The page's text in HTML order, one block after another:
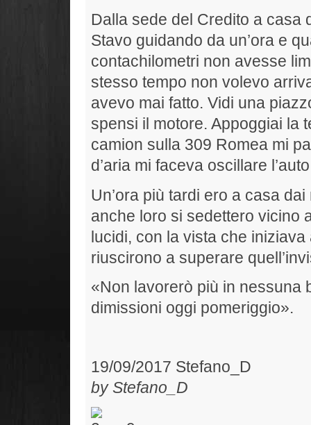
Dalla sede del Credito a casa
Stavo guidando da un’ora e
contachilometri non avesse
stesso tempo non volevo
avevo mai fatto. Vidi una
spensi il motore. Appoggiai la
camion sulla 309 Romea mi
d’aria mi faceva oscillare
Un’ora più tardi ero a casa
anche loro si sedettero vicino
lucidi, con la vista che
riuscirono a superare
«Non lavorerò più in nessuna
dimissioni oggi pomeriggio».
19/09/2017 Stefano_D
by Stefano_D